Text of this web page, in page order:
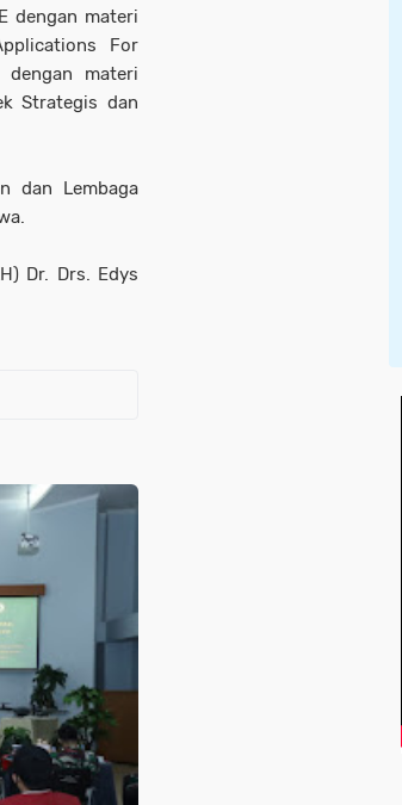
dengan materi
For
materi
Strategis dan
dan Lembaga
Dr. Drs. Edys